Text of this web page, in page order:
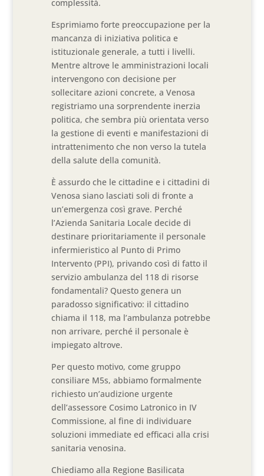
complessità.
Esprimiamo forte preoccupazione per la
mancanza di iniziativa politica e
istituzionale generale, a tutti i livelli.
Mentre altrove le amministrazioni locali
intervengono con decisione per
sollecitare azioni concrete, a Venosa
registriamo una sorprendente inerzia
politica, che sembra più orientata verso
la gestione di eventi e manifestazioni di
intrattenimento che non verso la tutela
della salute della comunità.
È assurdo che le cittadine e i cittadini di
Venosa siano lasciati soli di fronte a
un’emergenza così grave. Perché
l’Azienda Sanitaria Locale decide di
destinare prioritariamente il personale
infermieristico al Punto di Primo
Intervento (PPI), privando così di fatto il
servizio ambulanza del 118 di risorse
fondamentali? Questo genera un
paradosso significativo: il cittadino
chiama il 118, ma l’ambulanza potrebbe
non arrivare, perché il personale è
impiegato altrove.
Per questo motivo, come gruppo
consiliare M5s, abbiamo formalmente
richiesto un’audizione urgente
dell’assessore Cosimo Latronico in IV
Commissione, al fine di individuare
soluzioni immediate ed efficaci alla crisi
sanitaria venosina.
Chiediamo alla Regione Basilicata